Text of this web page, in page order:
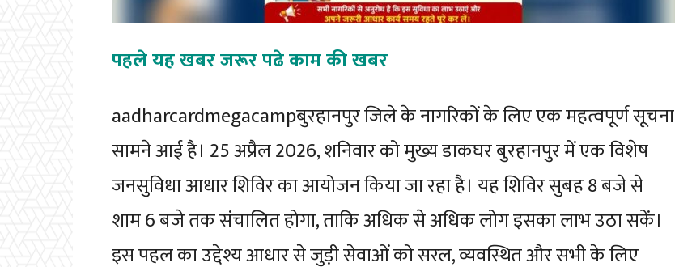
पहले यह खबर जरूर पढे काम की खबर
aadharcardmegacampबुरहानपुर जिले के नागरिकों के लिए एक महत्वपूर्ण सूचना
सामने आई है। 25 अप्रैल 2026, शनिवार को मुख्य डाकघर बुरहानपुर में एक विशेष
जनसुविधा आधार शिविर का आयोजन किया जा रहा है। यह शिविर सुबह 8 बजे से
शाम 6 बजे तक संचालित होगा, ताकि अधिक से अधिक लोग इसका लाभ उठा सकें।
इस पहल का उद्देश्य आधार से जुड़ी सेवाओं को सरल, व्यवस्थित और सभी के लिए